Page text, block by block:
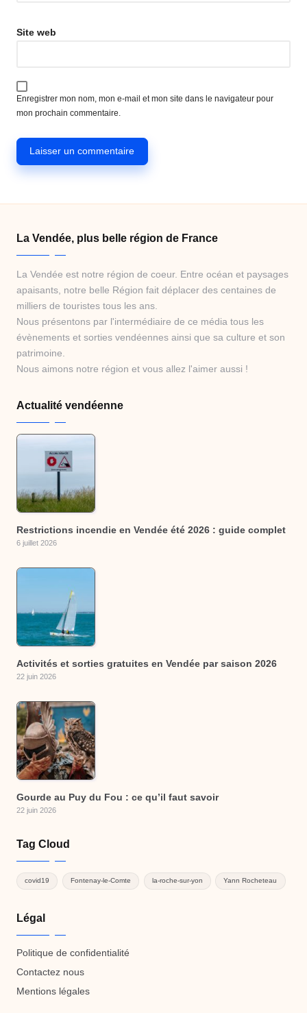
Site web
Enregistrer mon nom, mon e-mail et mon site dans le navigateur pour
mon prochain commentaire.
La Vendée, plus belle région de France
La Vendée est notre région de coeur. Entre océan et paysages
apaisants, notre belle Région fait déplacer des centaines de
milliers de touristes tous les ans.
Nous présentons par l'intermédiaire de ce média tous les
évènements et sorties vendéennes ainsi que sa culture et son
patrimoine.
Nous aimons notre région et vous allez l'aimer aussi !
Actualité vendéenne
Restrictions incendie en Vendée été 2026 : guide complet
6 juillet 2026
Activités et sorties gratuites en Vendée par saison 2026
22 juin 2026
Gourde au Puy du Fou : ce qu’il faut savoir
22 juin 2026
Tag Cloud
covid19 Fontenay-le-Comte la-roche-sur-yon Yann Rocheteau
Légal
Politique de confidentialité
Contactez nous
Mentions légales